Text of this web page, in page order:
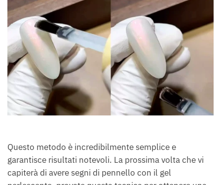
Questo metodo è incredibilmente semplice e
garantisce risultati notevoli. La prossima volta che vi
capiterà di avere segni di pennello con il gel